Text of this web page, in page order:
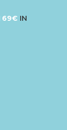
69€ IN